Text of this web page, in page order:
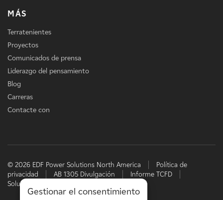
MÁS
Terratenientes
Proyectos
Comunicados de prensa
Liderazgo del pensamiento
Blog
Carreras
Contacte con
© 2026 EDF Power Solutions North America
Política de
privacidad
AB 1305 Divulgación
Informe TCFD
Soluciones energéticas de EDF
Gestionar el consentimiento